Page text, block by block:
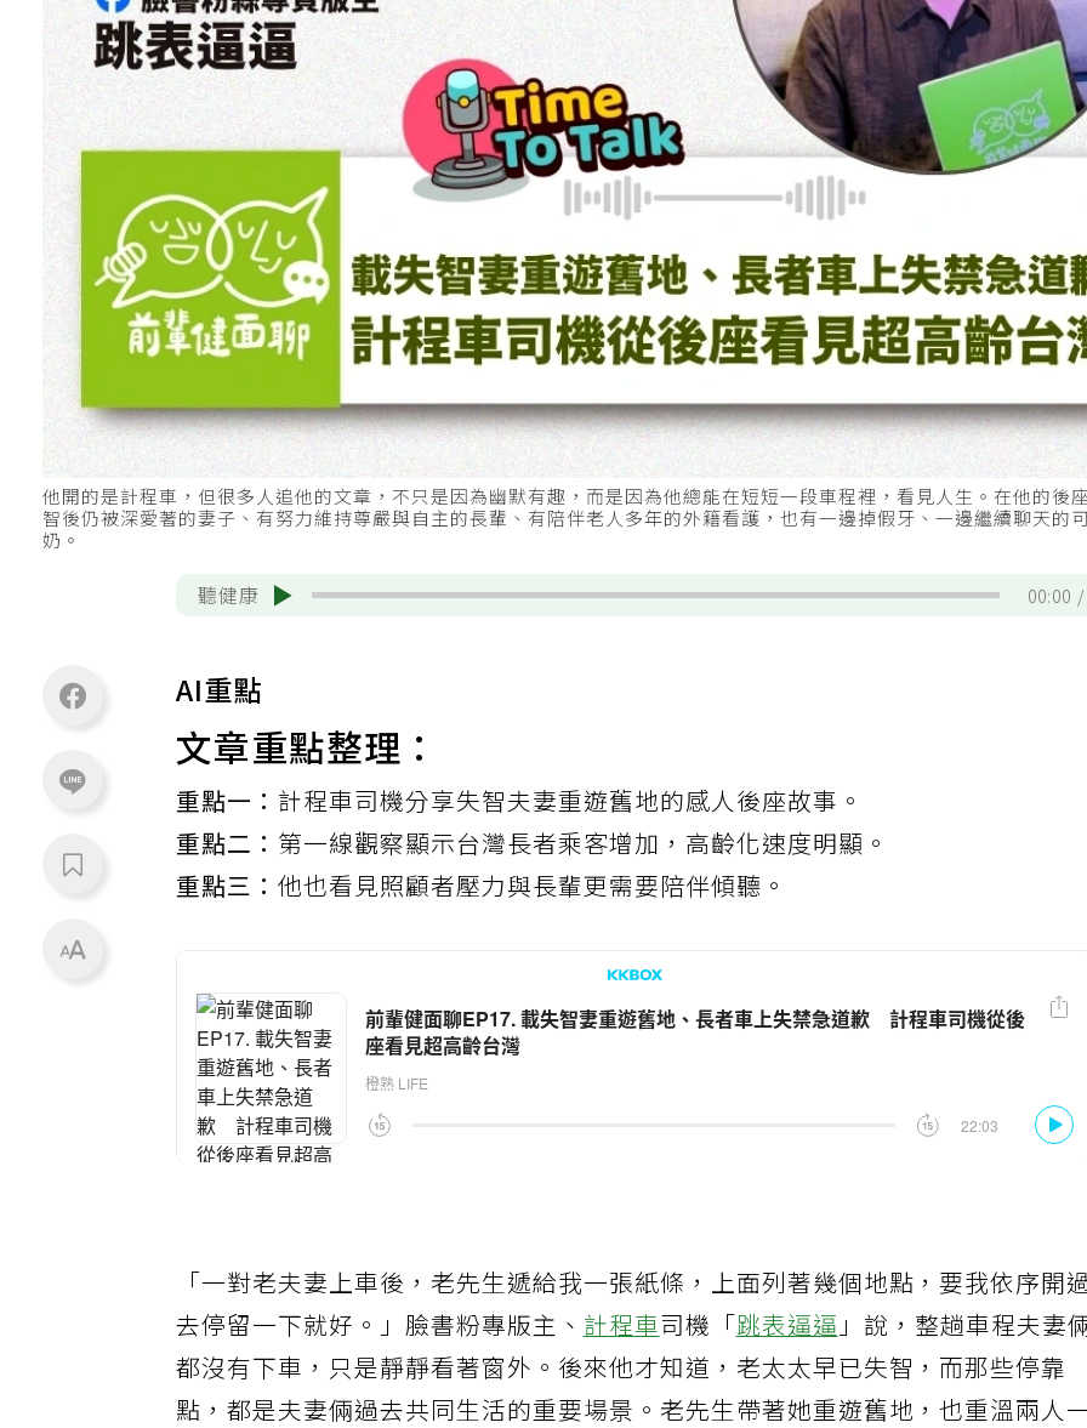
他開的是計程車，但很多人追他的文章，不只是因為幽默有趣，而是因為他總能在短短一段車程裡，看見人生。在他的後
智後仍被深愛著的妻子、有努力維持尊嚴與自主的長輩、有陪伴老人多年的外籍看護，也有一邊掉假牙、一邊繼續聊天的
奶。
聽健康 00:00
AI重點
文章重點整理：
重點一： 計程車司機分享失智夫妻重遊舊地的感人後座故事。
重點二： 第一線觀察顯示台灣長者乘客增加，高齡化速度明顯。
重點三：他也看見照顧者壓力與長輩更需要陪伴傾聽。
「一對老夫妻上車後，老先生遞給我一張紙條，上面列著幾個地點，要我依序開
去停留一下就好。」臉書粉專版主、計程車司機「跳表逼逼」說，整趟車程夫妻
都沒有下車，只是靜靜看著窗外。後來他才知道，老太太早已失智，而那些停靠